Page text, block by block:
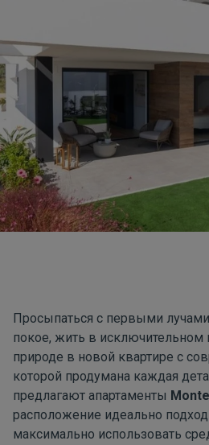
Просыпаться с первыми
покое, жить в исключительном
природе в новой квартире с
которой продумана каждая
предлагают апартаменты
расположение идеально
максимально использовать